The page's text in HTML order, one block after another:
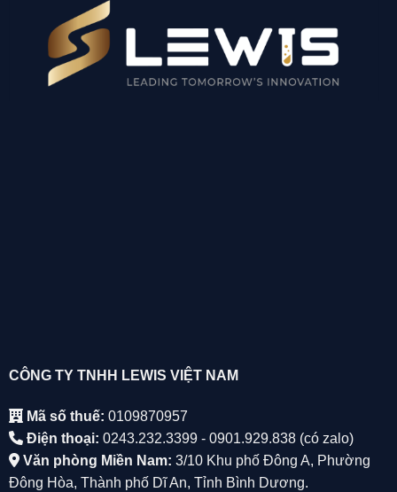
CÔNG TY TNHH LEWIS VIỆT NAM
Mã số thuế: 0109870957
Điện thoại: 0243.232.3399 - 0901.929.838 (có zalo)
Văn phòng Miền Nam: 3/10 Khu phố Đông A, Phường
Đông Hòa, Thành phố Dĩ An, Tỉnh Bình Dương.